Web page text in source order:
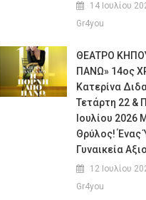
14 Ιουλίου
Gr4you
ΘΕΑΤΡΟ
ΠΑΝΩ» 14ος
Κατερίνα
Τετάρτη 22 &
Ιουλίου
Θρύλος! Ένας
Γυναικεία
12 Ιουλίου
Gr4you